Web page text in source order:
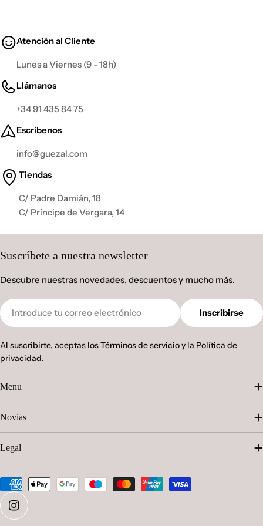
Atención al Cliente
Lunes a Viernes (9 - 18h)
Llámanos
+34 91 435 84 75
Escríbenos
info@guezal.com
Tiendas
C/ Padre Damián, 18
C/ Príncipe de Vergara, 14
Suscríbete a nuestra newsletter
Descubre nuestras novedades, descuentos y mucho más.
Correo
electrónico
Inscribirse
Al suscribirte, aceptas losTérminos de servicioy la Política de
privacidad.
Menu
Novias
Legal
Métodos
de
pagoInstagram